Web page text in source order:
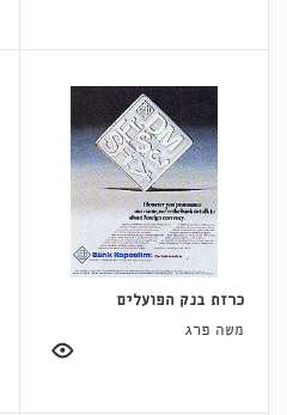
כרזת בנק הפועלים
משה פרג